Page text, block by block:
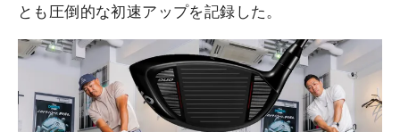
とも圧倒的な初速アップを記録した。